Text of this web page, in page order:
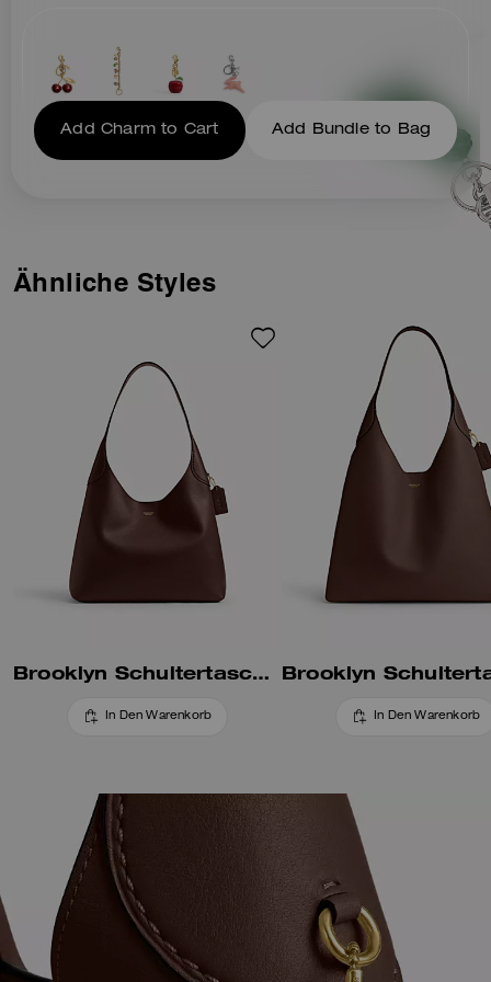
Add Charm to Cart Add Bundle to Bag
Ähnliche Styles
Brooklyn Schultertasche 34
In Den Warenkorb In Den Warenkorb